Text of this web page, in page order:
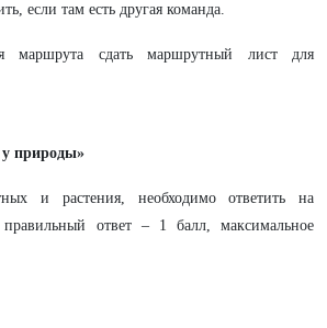
если там есть другая команда.
маршрута сдать маршрутный лист для
у природы»
и растения, необходимо ответить на
ответ – 1 балл, максимальное